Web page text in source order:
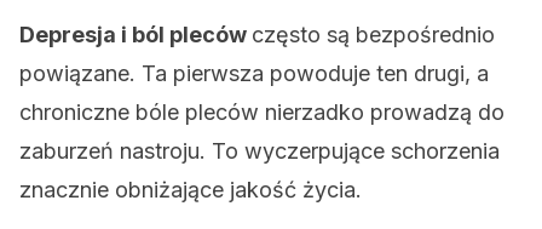
Depresja i ból pleców często są bezpośrednio
powiązane. Ta pierwsza powoduje ten drugi, a
chroniczne bóle pleców nierzadko prowadzą do
zaburzeń nastroju. To wyczerpujące schorzenia
znacznie obniżające jakość życia.